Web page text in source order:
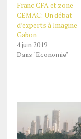
Franc CFA et zone
CEMAC: Un débat
d’experts à Imagine
Gabon
4 juin 2019
Dans "Economie"